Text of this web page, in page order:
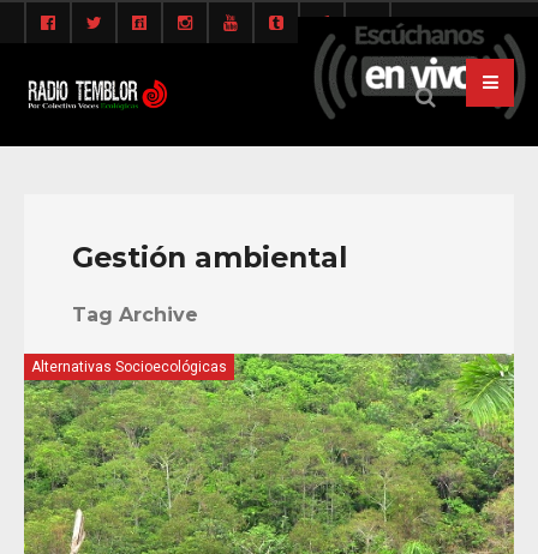
Gestión ambiental
Tag Archive
Alternativas Socioecológicas